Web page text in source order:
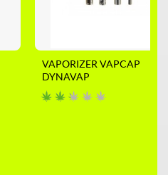
VAPORIZER VAPCAP
DYNAVAP